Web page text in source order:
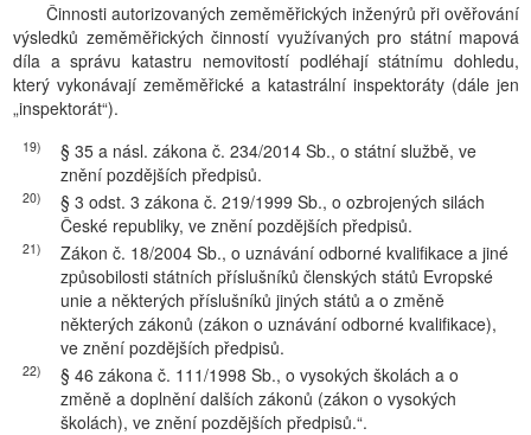
Činnosti autorizovaných zeměměřických inženýrů při ověřování
výsledků zeměměřických činností využívaných pro státní mapová
díla a správu katastru nemovitostí podléhají státnímu dohledu,
který vykonávají zeměměřické a katastrální inspektoráty (dále jen
„inspektorát“).
19)
§ 35 a násl. zákona č. 234/2014 Sb., o státní službě, ve
znění pozdějších předpisů.
20)
§ 3 odst. 3 zákona č. 219/1999 Sb., o ozbrojených silách
České republiky, ve znění pozdějších předpisů.
21)
Zákon č. 18/2004 Sb., o uznávání odborné kvalifikace a jiné
způsobilosti státních příslušníků členských států Evropské
unie a některých příslušníků jiných států a o změně
některých zákonů (zákon o uznávání odborné kvalifikace),
ve znění pozdějších předpisů.
22)
§ 46 zákona č. 111/1998 Sb., o vysokých školách a o
změně a doplnění dalších zákonů (zákon o vysokých
školách), ve znění pozdějších předpisů.“.